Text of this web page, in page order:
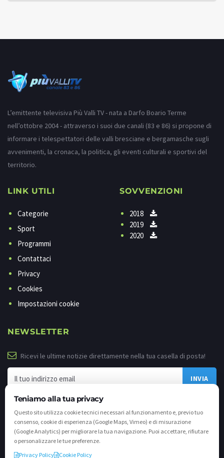
Teniamo alla tua privacy
Questo sito utilizza cookie tecnici necessari al funzionamento e, previo tuo
consenso, cookie di esperienza (Google Maps, Vimeo) e di misurazione
(Google Analytics) per migliorare la tua navigazione. Puoi accettare, rifiutare
o personalizzare le tue preferenze.
Privacy Policy
Cookie Policy
L’emittente televisiva Più Valli TV - nata a Darfo Boario Terme
nell’ottobre 2004 - attraverso i suoi due canali (83 e 86) si propone di
informare i telespettatori delle valli bresciane e bergamasche sugli
avvenimenti, la cronaca, la politica, gli eventi culturali e sportivi del
territorio.
LINK UTILI
Categorie
Sport
Programmi
Contattaci
Privacy
Cookies
Impostazioni cookie
SOVVENZIONI
2018
2019
2020
NEWSLETTER
Ricevi le ultime notizie direttamente nella tua casella di posta!